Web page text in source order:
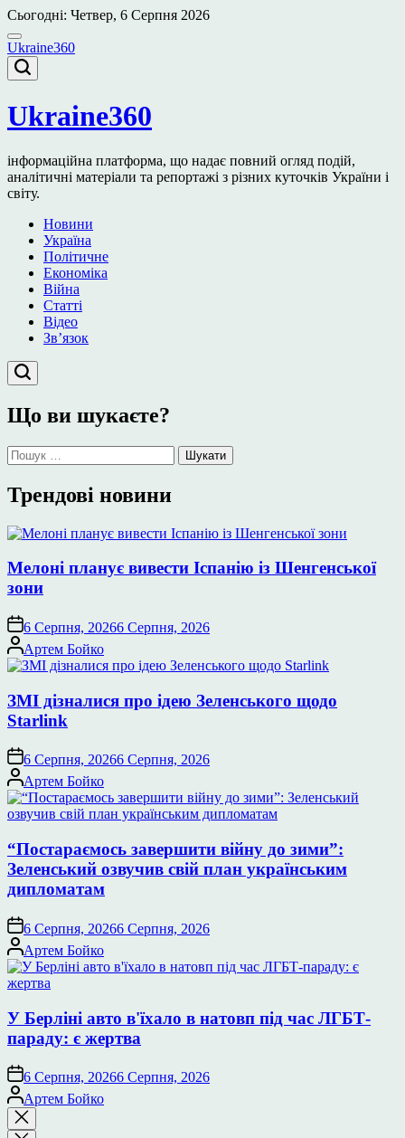
Перейти
до
вмісту
Сьогодні: Четвер, 6 Серпня 2026
Ukraine360
Ukraine360
інформаційна платформа, що надає повний огляд подій,
аналітичні матеріали та репортажі з різних куточків України і
світу.
Новини
Україна
Політичне
Економіка
Війна
Статті
Відео
Зв’язок
Що ви шукаєте?
Пошук:
Трендові новини
Мелоні планує вивести Іспанію із Шенгенської
зони
6 Серпня, 20266 Серпня, 2026
Опубліковано
Артем Бойко
ЗМІ дізналися про ідею Зеленського щодо
Starlink
6 Серпня, 20266 Серпня, 2026
Опубліковано
Артем Бойко
“Постараємось завершити війну до зими”:
Зеленський озвучив свій план українським
дипломатам
6 Серпня, 20266 Серпня, 2026
Опубліковано
Артем Бойко
У Берліні авто в'їхало в натовп під час ЛГБТ-
параду: є жертва
6 Серпня, 20266 Серпня, 2026
Опубліковано
Артем Бойко
Закрити
пошук